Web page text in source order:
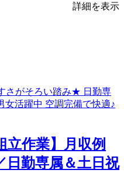
詳細を表示
立作業】月収例
日勤専属＆土日祝